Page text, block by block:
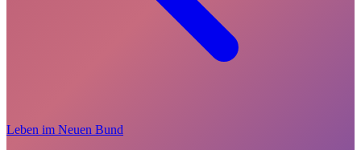
Leben im Neuen Bund